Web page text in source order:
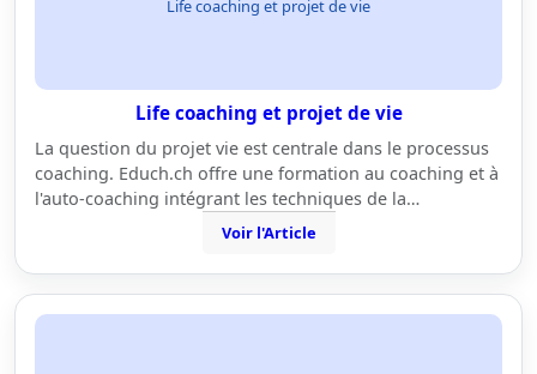
Life coaching et projet de vie
Life coaching et projet de vie
La question du projet vie est centrale dans le processus
coaching. Educh.ch offre une formation au coaching et à
l'auto-coaching intégrant les techniques de la…
Voir l'Article